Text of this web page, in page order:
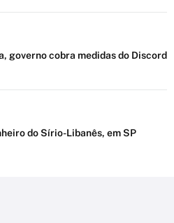
governo cobra medidas do Discord
do Sírio-Libanês, em SP